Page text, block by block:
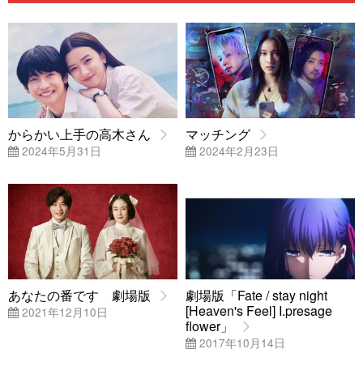
からかい上手の高木さん
2024年5月31日
マッチング
2024年2月23日
あなたの番です 劇場版
2021年12月10日
劇場版「Fate / stay night
[Heaven's Feel] I.presage
flower」
2017年10月14日